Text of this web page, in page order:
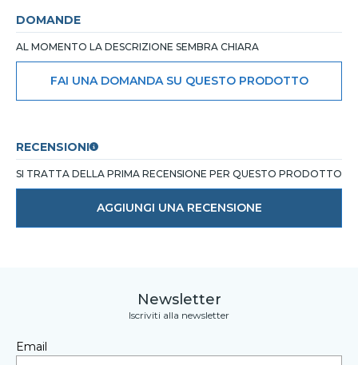
DOMANDE
AL MOMENTO LA DESCRIZIONE SEMBRA CHIARA
FAI UNA DOMANDA SU QUESTO PRODOTTO
RECENSIONI
SI TRATTA DELLA PRIMA RECENSIONE PER QUESTO PRODOTTO
AGGIUNGI UNA RECENSIONE
Newsletter
Iscriviti alla newsletter
Email